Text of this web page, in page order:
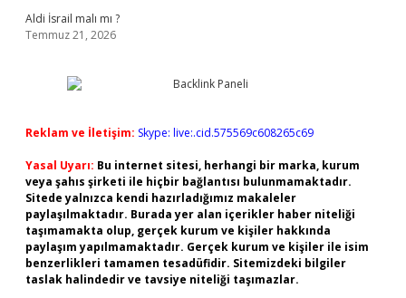
Aldi İsrail malı mı ?
Temmuz 21, 2026
Reklam ve İletişim: Skype: live:.cid.575569c608265c69
Yasal Uyarı: Bu internet sitesi, herhangi bir marka, kurum
veya şahıs şirketi ile hiçbir bağlantısı bulunmamaktadır.
Sitede yalnızca kendi hazırladığımız makaleler
paylaşılmaktadır. Burada yer alan içerikler haber niteliği
taşımamakta olup, gerçek kurum ve kişiler hakkında
paylaşım yapılmamaktadır. Gerçek kurum ve kişiler ile isim
benzerlikleri tamamen tesadüfidir. Sitemizdeki bilgiler
taslak halindedir ve tavsiye niteliği taşımazlar.